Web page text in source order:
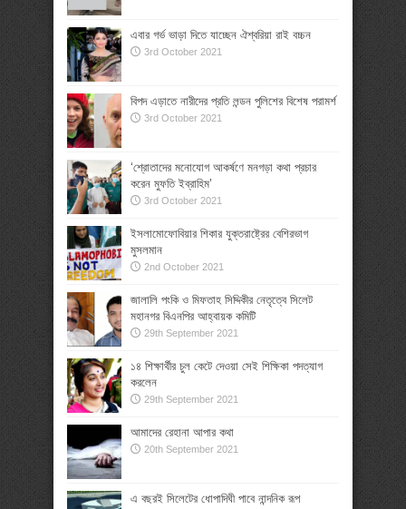
এবার গর্ভ ভাড়া দিতে যাচ্ছেন ঐশ্বরিয়া রাই বচ্চন
3rd October 2021
বিপদ এড়াতে নারীদের প্রতি লন্ডন পুলিশের বিশেষ পরামর্শ
3rd October 2021
‘শ্রোতাদের মনোযোগ আকর্ষণে মনগড়া কথা প্রচার
করেন মুফতি ইব্রাহিম’
3rd October 2021
ইসলামোফোবিয়ার শিকার যুক্তরাষ্ট্রের বেশিরভাগ
মুসলমান
2nd October 2021
জালালি পংকি ও মিফতাহ সিদ্দিকীর নেতৃত্বে সিলেট
মহানগর বিএনপির আহ্বায়ক কমিটি
29th September 2021
১৪ শিক্ষার্থীর চুল কেটে দেওয়া সেই শিক্ষিকা পদত্যাগ
করলেন
29th September 2021
আমাদের রেহানা আপার কথা
20th September 2021
এ বছরই সিলেটের ধোপাদিঘী পাবে নান্দনিক রূপ